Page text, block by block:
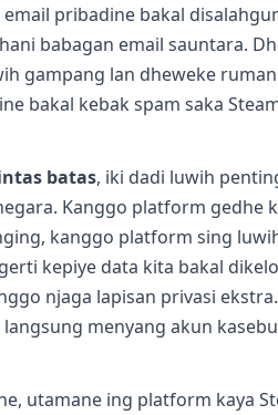
pribadine bakal
babagan email sauntara.
gampang lan dheweke
bakal kebak spam saka
batas, iki dadi luwih
Kanggo platform gedhe
kanggo platform sing
kepiye data kita bakal
njaga lapisan privasi
menyang akun
utamane ing platform kaya